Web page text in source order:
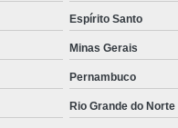
Espírito Santo
Minas Gerais
Pernambuco
Rio Grande do Norte